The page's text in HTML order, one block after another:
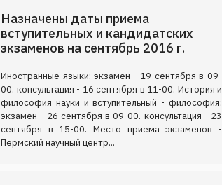
Назначены даты приема
вступительных и кандидатских
экзаменов на сентябрь 2016 г.
Иностранные языки: экзамен - 19 сентября в 09-
00. консультация - 16 сентября в 11-00. История и
философия науки и вступительный - философия:
экзамен - 26 сентября в 09-00. консультация - 23
сентября в 15-00. Место приема экзаменов -
Пермский научный центр...